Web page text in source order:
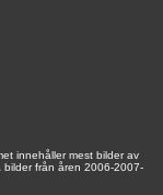
innehåller mest bilder av
bilder från åren 2006-2007-